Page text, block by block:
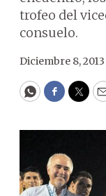
trofeo del
consuelo.
Diciembre 8, 2013
WhatsApp